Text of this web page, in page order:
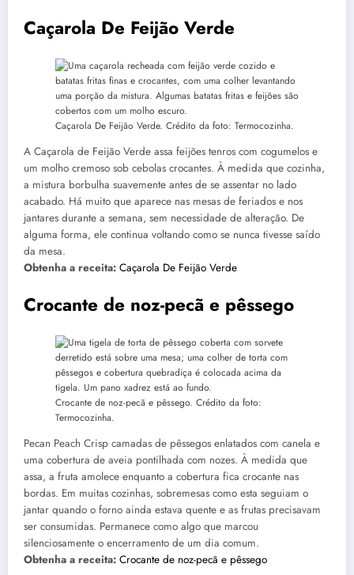
Caçarola De Feijão Verde
Caçarola De Feijão Verde. Crédito da foto: Termocozinha.
A Caçarola de Feijão Verde assa feijões tenros com cogumelos e
um molho cremoso sob cebolas crocantes. À medida que cozinha,
a mistura borbulha suavemente antes de se assentar no lado
acabado. Há muito que aparece nas mesas de feriados e nos
jantares durante a semana, sem necessidade de alteração. De
alguma forma, ele continua voltando como se nunca tivesse saído
da mesa.
Obtenha a receita: Caçarola De Feijão Verde
Crocante de noz-pecã e pêssego
Crocante de noz-pecã e pêssego. Crédito da foto:
Termocozinha.
Pecan Peach Crisp camadas de pêssegos enlatados com canela e
uma cobertura de aveia pontilhada com nozes. À medida que
assa, a fruta amolece enquanto a cobertura fica crocante nas
bordas. Em muitas cozinhas, sobremesas como esta seguiam o
jantar quando o forno ainda estava quente e as frutas precisavam
ser consumidas. Permanece como algo que marcou
silenciosamente o encerramento de um dia comum.
Obtenha a receita: Crocante de noz-pecã e pêssego